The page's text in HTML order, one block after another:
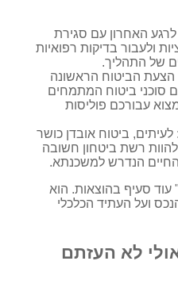
האחרון עם סגירת
ולעבור בדיקות רפואיות
של התהליך.
הצעת הביטוח הראשונה
סוכני ביטוח המתמחים
עבורכם פוליסות
לעיתים, ביטוח אובדן כושר
רשת ביטחון חשובה
הנדרש למשכנתא.
עוד סעיף בהוצאות. הוא
ועל העתיד הכלכלי
לא העזתם